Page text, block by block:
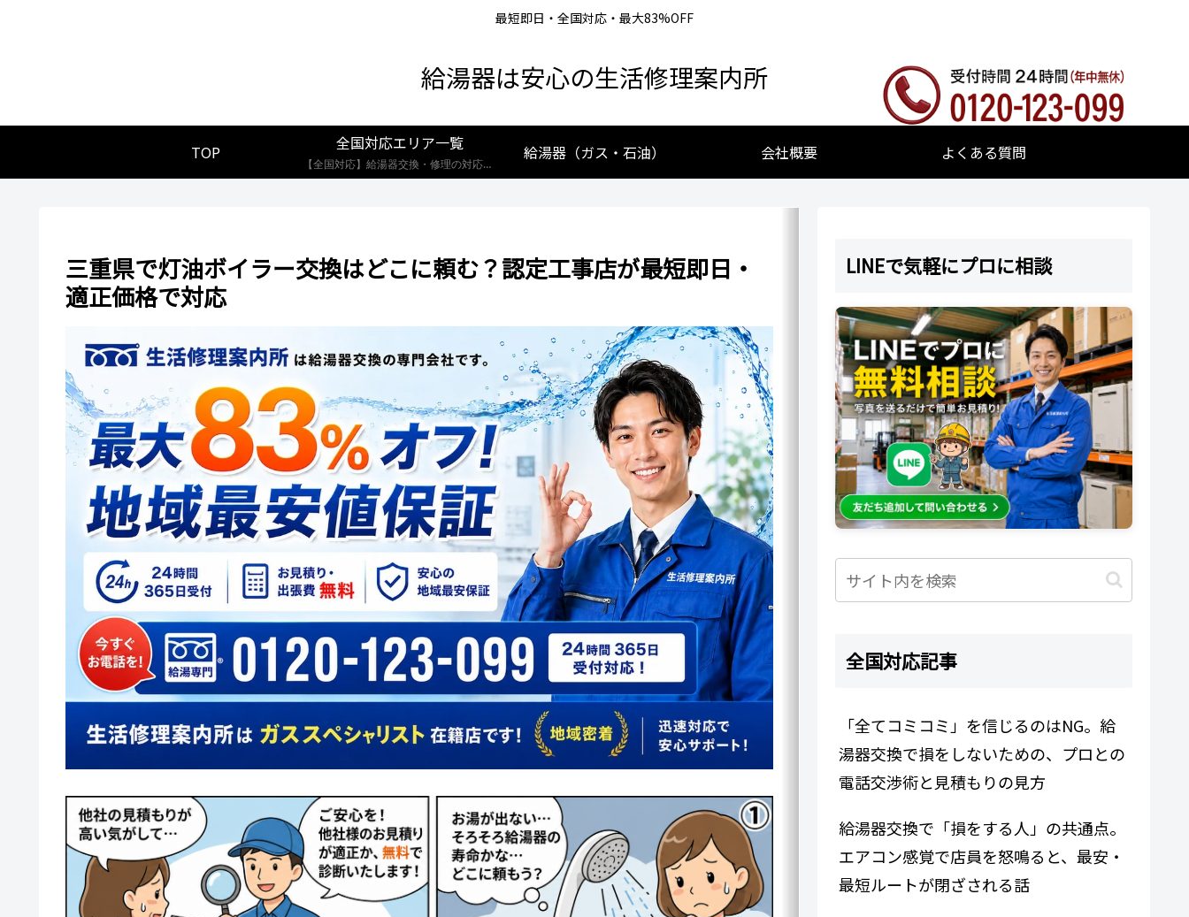
最短即日・全国対応・最大83%OFF
給湯器は安心の生活修理案内所
TOP 全国対応エリア一覧
【全国対応】給湯器交換・修理の対応エリア一覧。北海道から沖縄まで、創業25年の実績あるプロが最短即日で駆けつけます。リンナイ・ノーリツ・パロマなど全メーカー対応。お住まいの地域の施工事例や費用相場をご確認いただけます。
給湯器（ガス・石油） 会社概要 よくある質問
三重県で灯油ボイラー交換はどこに頼む？認定工事店が最短即日・
適正価格で対応
LINEで気軽にプロに相談
全国対応記事
「全てコミコミ」を信じるのはNG。給
湯器交換で損をしないための、プロとの
電話交渉術と見積もりの見方
給湯器交換で「損をする人」の共通点。
エアコン感覚で店員を怒鳴ると、最安・
最短ルートが閉ざされる話